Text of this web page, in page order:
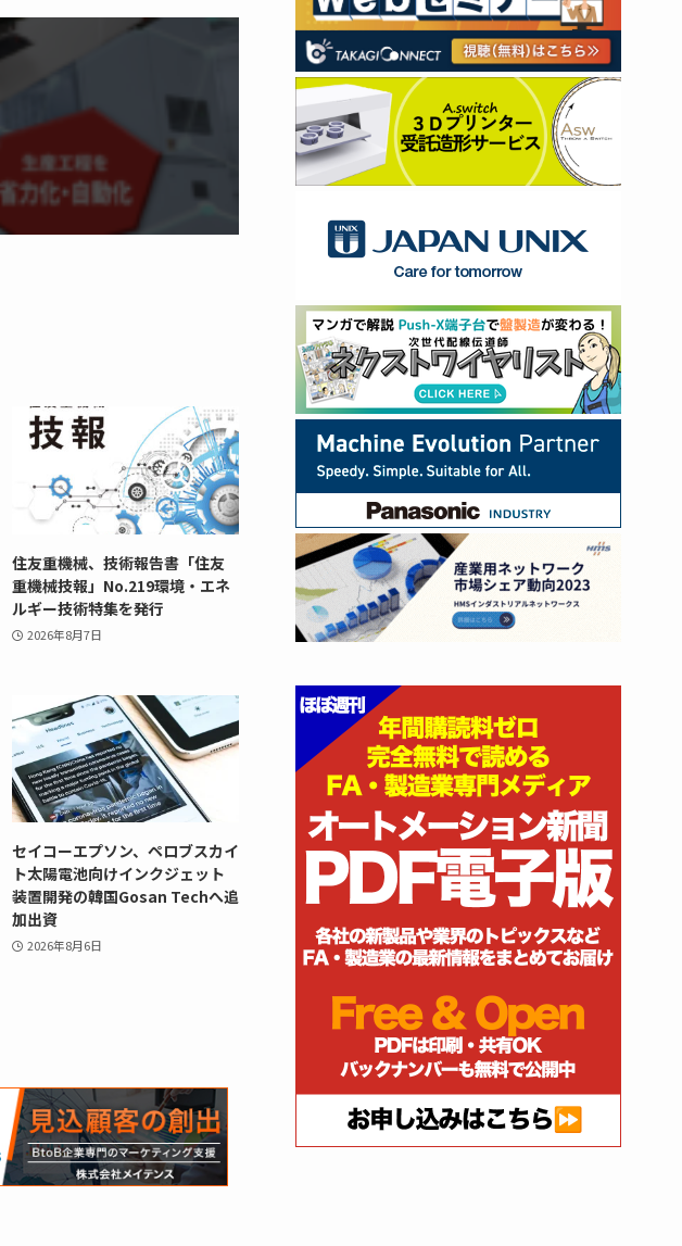
住友重機械、技術報告書「住友
重機械技報」No.219環境・エネ
ルギー技術特集を発行
2026年8月7日
セイコーエプソン、ペロブスカイ
ト太陽電池向けインクジェット
装置開発の韓国Gosan Techへ追
加出資
2026年8月6日